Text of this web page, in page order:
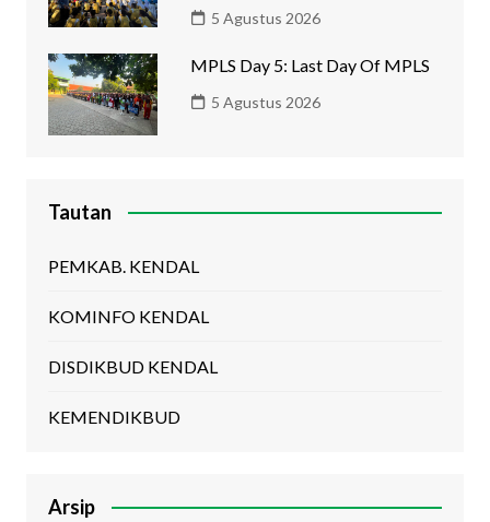
5 Agustus 2026
MPLS Day 5: Last Day Of MPLS
5 Agustus 2026
Tautan
PEMKAB. KENDAL
KOMINFO KENDAL
DISDIKBUD KENDAL
KEMENDIKBUD
Arsip